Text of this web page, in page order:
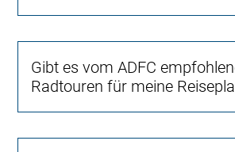
Gibt es vom ADFC
Radtouren für meine